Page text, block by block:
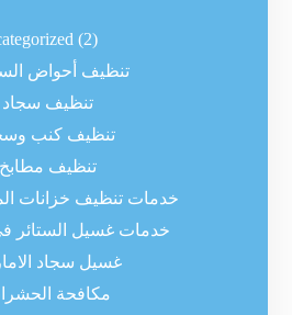
(2)
تنظيف أحواض
تنظيف سجاد
تنظيف كنب
تنظيف مطابخ
خدمات تنظيف خزانات
خدمات غسيل الستائر
غسيل سجاد
مكافحة